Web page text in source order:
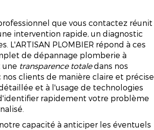
que vous contactez réunit
intervention rapide, un diagnostic
PLOMBIER répond à ces
de dépannage plomberie à
une transparence totaledans nos
clients de manière claire et précise
et à l'usage de technologies
rapidement votre problème
capacité à anticiper les éventuels
Savoir-faire et expertise